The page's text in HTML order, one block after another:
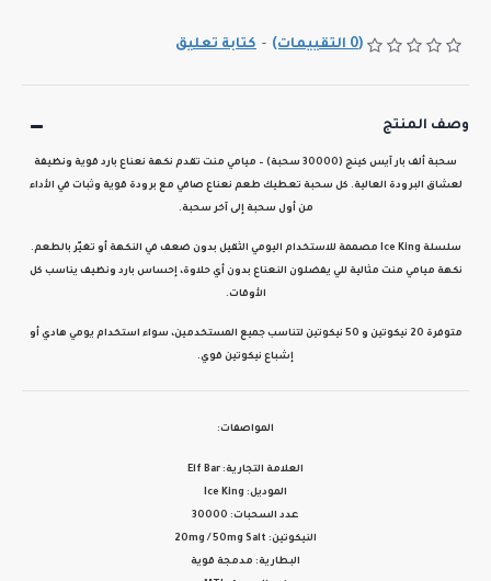
(0 التقييمات) - كتابة تعليق
وصف المنتج
سحبة ألف بار آيس كينج (30000 سحبة) – ميامي منت تقدم نكهة نعناع بارد قوية ونظيفة
لعشاق البرودة العالية. كل سحبة تعطيك طعم نعناع صافي مع برودة قوية وثبات في الأداء
من أول سحبة إلى آخر سحبة.
سلسلة Ice King مصممة للاستخدام اليومي الثقيل بدون ضعف في النكهة أو تغيّر بالطعم.
نكهة ميامي منت مثالية للي يفضلون النعناع بدون أي حلاوة، إحساس بارد ونظيف يناسب كل
الأوقات.
متوفرة 20 نيكوتين و 50 نيكوتين لتناسب جميع المستخدمين، سواء استخدام يومي هادي أو
إشباع نيكوتين قوي.
المواصفات:
العلامة التجارية: Elf Bar
الموديل: Ice King
عدد السحبات: 30000
النيكوتين: 20mg / 50mg Salt
البطارية: مدمجة قوية